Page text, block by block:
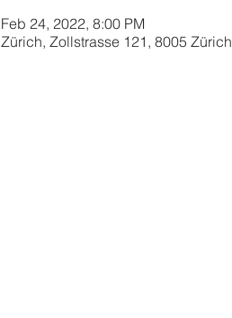
Feb 24, 2022, 8:00 PM
Zürich, Zollstrasse 121, 8005